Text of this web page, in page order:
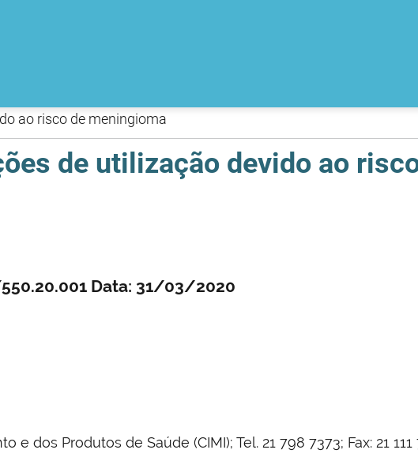
ao risco de meningioma
de utilização devido ao
Data: 31/03/2020
dos Produtos de Saúde (CIMI); Tel. 21 798 7373; Fax: 21